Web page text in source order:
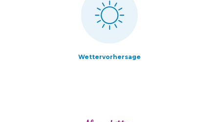
Wettervorhersage